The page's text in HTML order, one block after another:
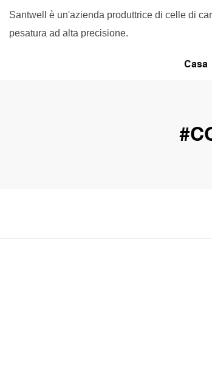
Santwell è un'azienda produttrice di celle di
pesatura ad alta precisione.
Casa